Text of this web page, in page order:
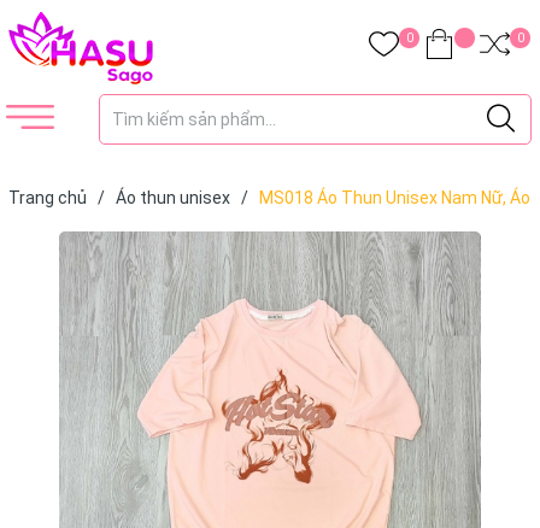
0 0
Trang chủ / Áo thun unisex /
MS018 Áo Thun Unisex Nam Nữ, Áo